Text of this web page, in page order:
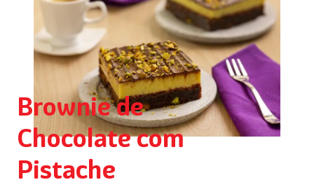
Brownie de
Chocolate com
Pistache